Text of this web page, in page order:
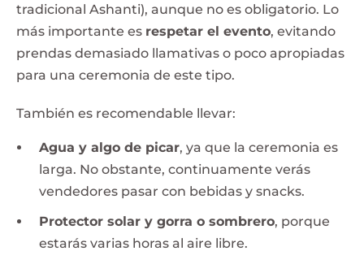
tradicional Ashanti), aunque no es obligatorio. Lo
más importante es respetar el evento, evitando
prendas demasiado llamativas o poco apropiadas
para una ceremonia de este tipo.
También es recomendable llevar:
Agua y algo de picar, ya que la ceremonia es
larga. No obstante, continuamente verás
vendedores pasar con bebidas y snacks.
Protector solar y gorra o sombrero, porque
estarás varias horas al aire libre.